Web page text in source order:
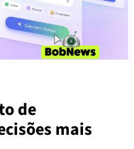
de
mais